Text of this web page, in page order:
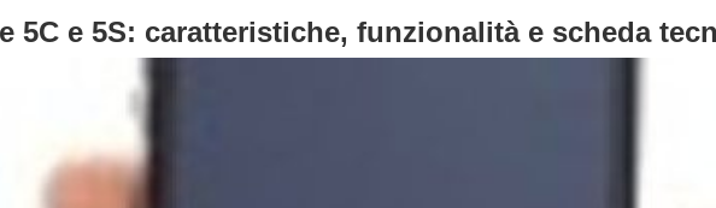
5C e 5S: caratteristiche, funzionalità e scheda